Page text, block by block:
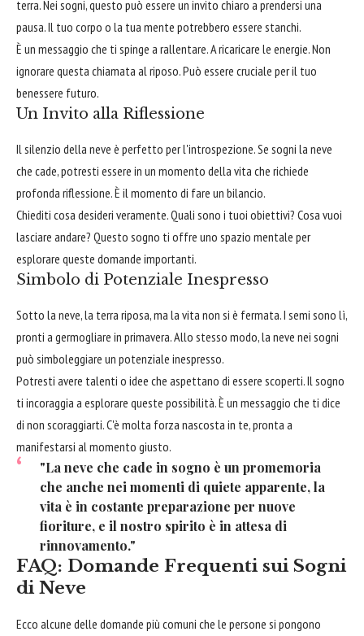
terra. Nei sogni, questo può essere un invito chiaro a prendersi una
pausa. Il tuo corpo o la tua mente potrebbero essere stanchi.
È un messaggio che ti spinge a rallentare. A ricaricare le energie. Non
ignorare questa chiamata al riposo. Può essere cruciale per il tuo
benessere futuro.
Un Invito alla Riflessione
Il silenzio della neve è perfetto per l'introspezione. Se sogni la neve
che cade, potresti essere in un momento della vita che richiede
profonda riflessione. È il momento di fare un bilancio.
Chiediti cosa desideri veramente. Quali sono i tuoi obiettivi? Cosa vuoi
lasciare andare? Questo sogno ti offre uno spazio mentale per
esplorare queste domande importanti.
Simbolo di Potenziale Inespresso
Sotto la neve, la terra riposa, ma la vita non si è fermata. I semi sono lì,
pronti a germogliare in primavera. Allo stesso modo, la neve nei sogni
può simboleggiare un potenziale inespresso.
Potresti avere talenti o idee che aspettano di essere scoperti. Il sogno
ti incoraggia a esplorare queste possibilità. È un messaggio che ti dice
di non scoraggiarti. C'è molta forza nascosta in te, pronta a
manifestarsi al momento giusto.
"La neve che cade in sogno è un promemoria
che anche nei momenti di quiete apparente, la
vita è in costante preparazione per nuove
fioriture, e il nostro spirito è in attesa di
rinnovamento."
FAQ: Domande Frequenti sui Sogni
di Neve
Ecco alcune delle domande più comuni che le persone si pongono